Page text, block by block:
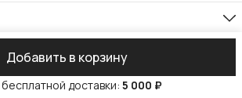
Добавить в корзину
доставки: 5 000 ₽